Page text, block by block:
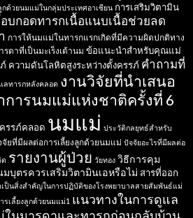
กด้วยนมแม่ในกลุ่มประเทศอาเซียน การเสริมวิตามิน
อบกอดทารกเนื้อแนบเนื้อช่วยลด
การให้นมแม่ในทารกแรกเกิดที่มีความผิดปกติทาง
ดาที่เป็นมะเร็งเต้านม ข้อแนะนำสำหรับคุณแม่
ความดันโลหิตสูงระหว่างตั้งครรภ์ คำถามที่
ลทารกหลังคลอด งานวิจัยที่นำเสนอ
ารนมแม่แห่งชาติครั้งที่ 6
รรภ์คลอด นมแม่ ประวัติกลยุทธ์สำหรับ
ยที่มีผลต่อการเลี้ยงลูกด้วยนมแม่ ปัจจัยอะไรที่มีผลต่อ
รายงานผู้ป่วย วัยทอง วิธีการคุม
มบุตรควรเสริมวิตามินเอหรือไม่ สารที่ออก
เป็นสิ่งสำคัญในการปฏิบัติของโรงพยาบาลสายสัมพันธ์แม่
รเลี้ยงลูกด้วยนมแม่1 แนวทางในการดูแล